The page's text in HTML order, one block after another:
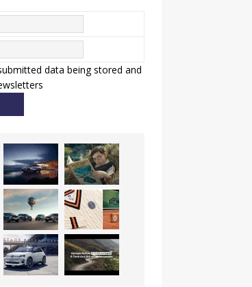
data being stored and